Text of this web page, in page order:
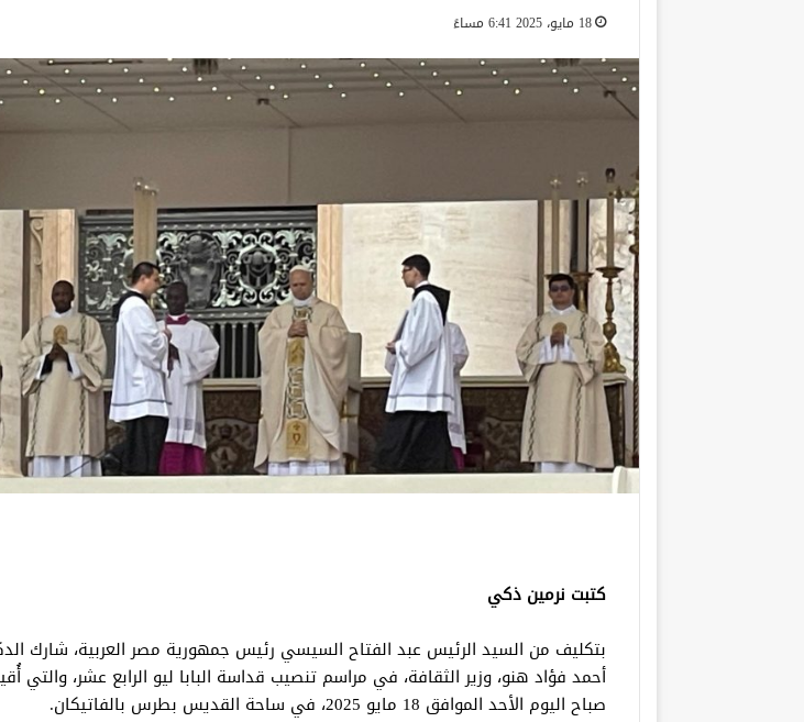
18 مايو، 2025 6:41 مساءً
كتبت نرمين ذكي
بتكليف من السيد الرئيس عبد الفتاح السيسي رئيس جمهورية مصر العربية، شارك
أحمد فؤاد هنو، وزير الثقافة، في مراسم تنصيب قداسة البابا ليو الرابع عشر، والتي
صباح اليوم الأحد الموافق 18 مايو 2025، في ساحة القديس بطرس بالفاتيكان.